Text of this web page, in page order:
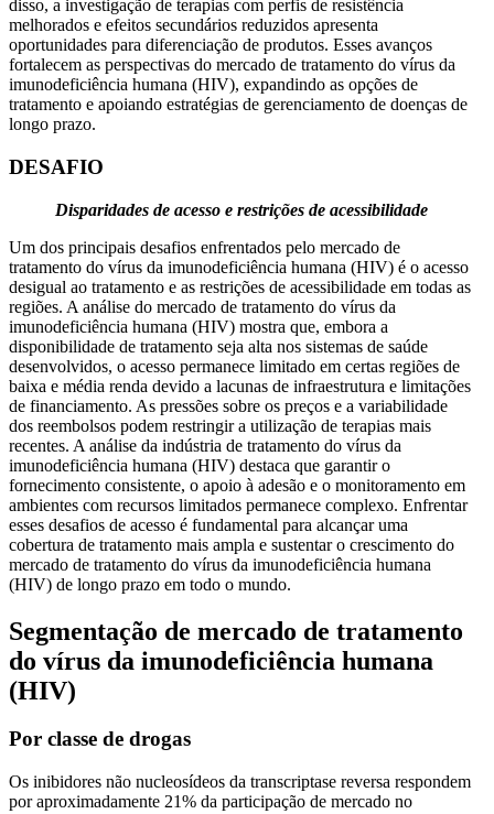
disso, a investigação de terapias com perfis de resistência
melhorados e efeitos secundários reduzidos apresenta
oportunidades para diferenciação de produtos. Esses avanços
fortalecem as perspectivas do mercado de tratamento do vírus da
imunodeficiência humana (HIV), expandindo as opções de
tratamento e apoiando estratégias de gerenciamento de doenças de
longo prazo.
DESAFIO
Disparidades de acesso e restrições de acessibilidade
Um dos principais desafios enfrentados pelo mercado de
tratamento do vírus da imunodeficiência humana (HIV) é o acesso
desigual ao tratamento e as restrições de acessibilidade em todas as
regiões. A análise do mercado de tratamento do vírus da
imunodeficiência humana (HIV) mostra que, embora a
disponibilidade de tratamento seja alta nos sistemas de saúde
desenvolvidos, o acesso permanece limitado em certas regiões de
baixa e média renda devido a lacunas de infraestrutura e limitações
de financiamento. As pressões sobre os preços e a variabilidade
dos reembolsos podem restringir a utilização de terapias mais
recentes. A análise da indústria de tratamento do vírus da
imunodeficiência humana (HIV) destaca que garantir o
fornecimento consistente, o apoio à adesão e o monitoramento em
ambientes com recursos limitados permanece complexo. Enfrentar
esses desafios de acesso é fundamental para alcançar uma
cobertura de tratamento mais ampla e sustentar o crescimento do
mercado de tratamento do vírus da imunodeficiência humana
(HIV) de longo prazo em todo o mundo.
Segmentação de mercado de tratamento
do vírus da imunodeficiência humana
(HIV)
Por classe de drogas
Os inibidores não nucleosídeos da transcriptase reversa respondem
por aproximadamente 21% da participação de mercado no